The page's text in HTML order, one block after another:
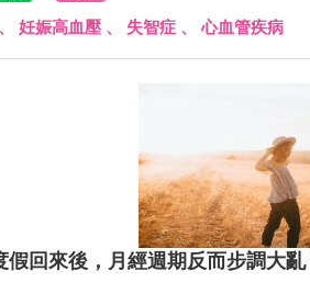
、 妊娠高血壓 、 失智症 、心血管疾病
假回來後，月經週期反而步調大亂